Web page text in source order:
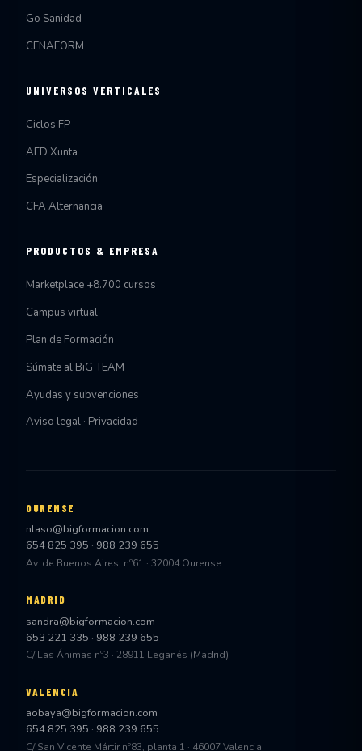
Go Sanidad
CENAFORM
UNIVERSOS VERTICALES
Ciclos FP
AFD Xunta
Especialización
CFA Alternancia
PRODUCTOS & EMPRESA
Marketplace +8.700 cursos
Campus virtual
Plan de Formación
Súmate al BiG TEAM
Ayudas y subvenciones
Aviso legal · Privacidad
OURENSE
nlaso@bigformacion.com
654 825 395 · 988 239 655
Av. de Buenos Aires, nº61 · 32004 Ourense
MADRID
sandra@bigformacion.com
653 221 335 · 988 239 655
C/ Las Ánimas nº3 · 28911 Leganés (Madrid)
VALENCIA
aobaya@bigformacion.com
654 825 395 · 988 239 655
C/ San Vicente Mártir nº83, planta 1 · 46007 Valencia